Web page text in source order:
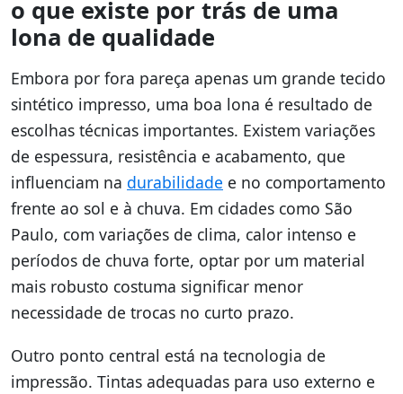
o que existe por trás de uma
lona de qualidade
Embora por fora pareça apenas um grande tecido
sintético impresso, uma boa lona é resultado de
escolhas técnicas importantes. Existem variações
de espessura, resistência e acabamento, que
influenciam na durabilidade e no comportamento
frente ao sol e à chuva. Em cidades como São
Paulo, com variações de clima, calor intenso e
períodos de chuva forte, optar por um material
mais robusto costuma significar menor
necessidade de trocas no curto prazo.
Outro ponto central está na tecnologia de
impressão. Tintas adequadas para uso externo e